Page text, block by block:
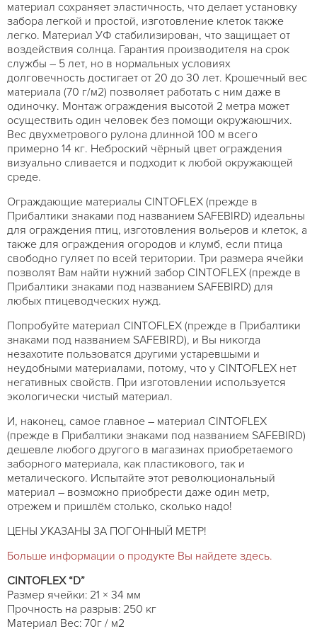
материал сохраняет эластичность, что делает установку
забора легкой и простой, изготовление клеток также
легко. Материал УФ стабилизирован, что защищает от
воздействия солнца. Гарантия производителя на срок
службы – 5 лет, но в нормальных условиях
долговечность достигает от 20 до 30 лет. Крошечный вес
материала (70 г/м2) позволяет работать с ним даже в
одиночку. Монтаж ограждения высотой 2 метра может
осуществить один человек без помощи окружаюшчих.
Вес двухметрового рулона длинной 100 м всего
примерно 14 кг. Неброский чёрный цвет ограждения
визуально сливается и подходит к любой окружающей
среде.
Ограждающие материалы CINTOFLEX (прежде в
Прибалтики знаками под названием SAFEBIRD) идеальны
для ограждения птиц, изготовления вольеров и клеток, а
также для ограждения огородов и клумб, если птица
свободно гуляет по всей територии. Три размера ячейки
позволят Вам найти нужний забор CINTOFLEX (прежде в
Прибалтики знаками под названием SAFEBIRD) для
любых птицеводческих нужд.
Попробуйте материал CINTOFLEX (прежде в Прибалтики
знаками под названием SAFEBIRD), и Вы никогда
незахотите пользоватся другими устаревшыми и
неудобными материалами, потому, что у CINTOFLEX нет
негативных свойств. При изготовлении используется
экологически чистый материал.
И, наконец, самое главное – материал CINTOFLEX
(прежде в Прибалтики знаками под названием SAFEBIRD)
дешевле любого другого в магазинах приобретаемого
заборного материала, как пластикового, так и
металического. Испытайте этот революциональный
материал – возможно приобрести даже один метр,
отрежем и пришлём столько, сколько надо!
ЦЕНЫ УКАЗАНЫ ЗА ПОГОННЫЙ МЕТР!
Больше информации о продукте Вы найдете здесь.
CINTOFLEX “D”
Размер ячейки: 21 × 34 мм
Прочность на разрыв: 250 кг
Материал Вес: 70г / м2